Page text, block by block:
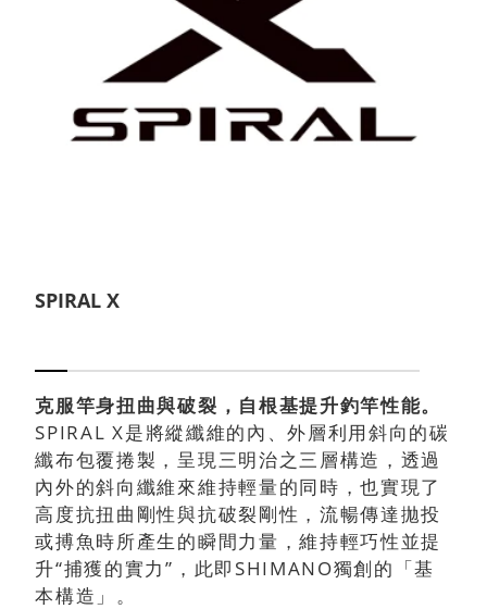
SPIRAL X
克服竿身扭曲與破裂，自根基提升釣竿性能。
SPIRAL X是將縱纖維的內、外層利用斜向的碳
纖布包覆捲製，呈現三明治之三層構造，透過
內外的斜向纖維來維持輕量的同時，也實現了
高度抗扭曲剛性與抗破裂剛性，流暢傳達拋投
或搏魚時所產生的瞬間力量，維持輕巧性並提
升“捕獲的實力”，此即SHIMANO獨創的「基
本構造」。